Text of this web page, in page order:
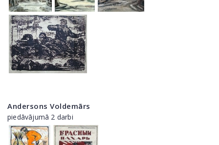
Andersons Voldemārs
piedāvājumā 2 darbi